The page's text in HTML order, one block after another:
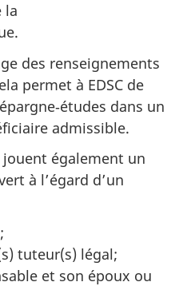
la
des renseignements
permet à EDSC de
dans un
admissible.
jouent également un
à l’égard d’un
tuteur(s) légal;
et son époux ou